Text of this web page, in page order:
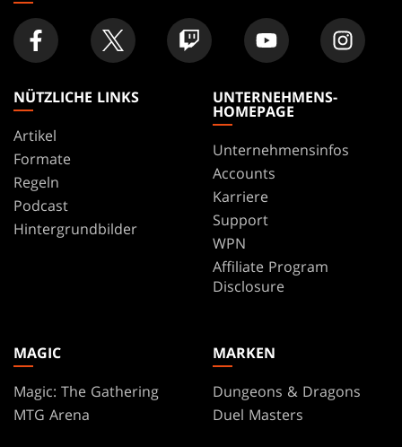
NÜTZLICHE LINKS
Artikel
Formate
Regeln
Podcast
Hintergrundbilder
UNTERNEHMENS-
HOMEPAGE
Unternehmensinfos
Accounts
Karriere
Support
WPN
Affiliate Program
Disclosure
MAGIC
Magic: The Gathering
MTG Arena
MARKEN
Dungeons & Dragons
Duel Masters